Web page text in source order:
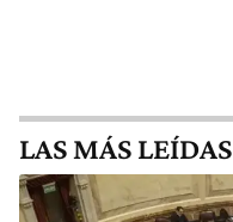
LAS MÁS LEÍDAS